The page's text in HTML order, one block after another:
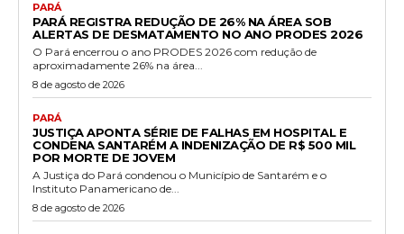
PARÁ
PARÁ REGISTRA REDUÇÃO DE 26% NA ÁREA SOB
ALERTAS DE DESMATAMENTO NO ANO PRODES 2026
O Pará encerrou o ano PRODES 2026 com redução de
aproximadamente 26% na área...
8 de agosto de 2026
PARÁ
JUSTIÇA APONTA SÉRIE DE FALHAS EM HOSPITAL E
CONDENA SANTARÉM A INDENIZAÇÃO DE R$ 500 MIL
POR MORTE DE JOVEM
A Justiça do Pará condenou o Município de Santarém e o
Instituto Panamericano de...
8 de agosto de 2026